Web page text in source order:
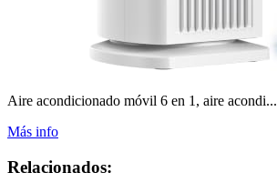
Aire acondicionado móvil 6 en 1, aire acondi...
Más info
Relacionados: